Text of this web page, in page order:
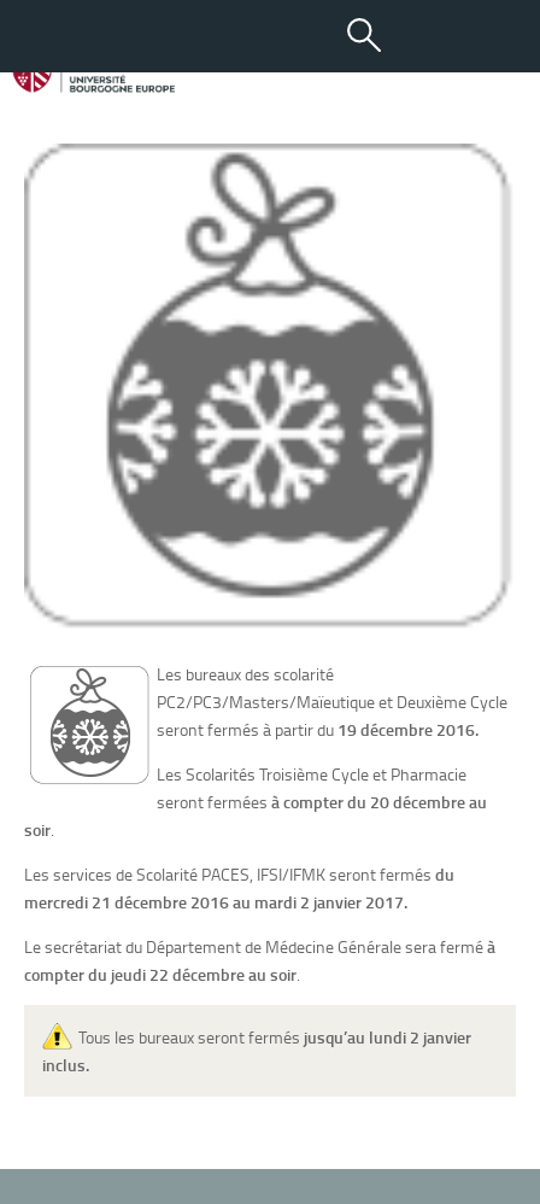
19 DÉC 2016
Congés de Noël
Les bureaux des scolarité
PC2/PC3/Masters/Maïeutique et Deuxième Cycle
seront fermés à partir du 19 décembre 2016.
Les Scolarités Troisième Cycle et Pharmacie
seront fermées à compter du 20 décembre au
soir.
Les services de Scolarité PACES, IFSI/IFMK seront fermés du
mercredi 21 décembre 2016 au mardi 2 janvier 2017.
Le secrétariat du Département de Médecine Générale sera ferméà
compter du jeudi 22 décembre au soir.
Tous les bureaux seront fermés jusqu’au lundi 2 janvier
inclus.